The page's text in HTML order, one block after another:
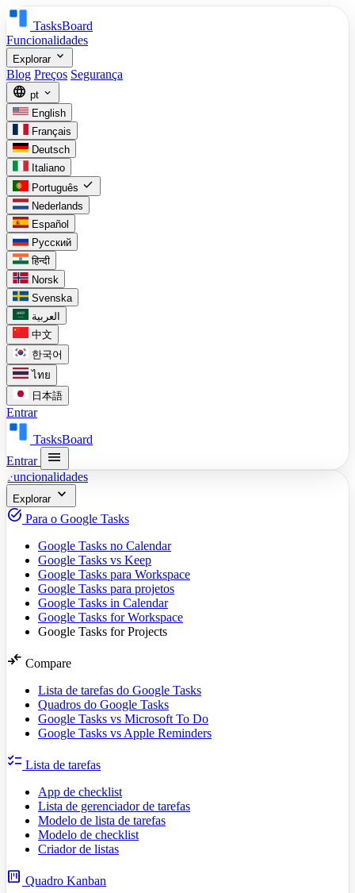
TasksBoard
Funcionalidades
Explorar expand_more
Blog Preços Segurança
language pt expand_more
English
Français
Deutsch
Italiano
Português check
Nederlands
Español
Русский
हिन्दी
Norsk
Svenska
العربية
中文
한국어
ไทย
日本語
Entrar
TasksBoard
Entrar
menu
Funcionalidades
Explorar expand_more
task_alt Para o Google Tasks
Google Tasks no Calendar
Google Tasks vs Keep
Google Tasks para Workspace
Google Tasks para projetos
Google Tasks in Calendar
Google Tasks for Workspace
Google Tasks for Projects
compare_arrows Compare
Lista de tarefas do Google Tasks
Quadros do Google Tasks
Google Tasks vs Microsoft To Do
Google Tasks vs Apple Reminders
checklist Lista de tarefas
App de checklist
Lista de gerenciador de tarefas
Modelo de lista de tarefas
Modelo de checklist
Criador de listas
view_kanban Quadro Kanban